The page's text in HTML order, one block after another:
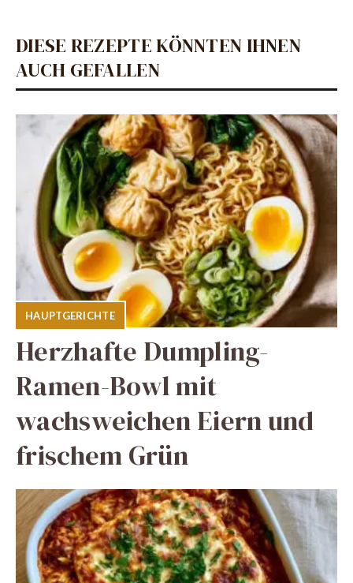
DIESE REZEPTE KÖNNTEN IHNEN
AUCH GEFALLEN
HAUPTGERICHTE
Herzhafte Dumpling-
Ramen-Bowl mit
wachsweichen Eiern und
frischem Grün